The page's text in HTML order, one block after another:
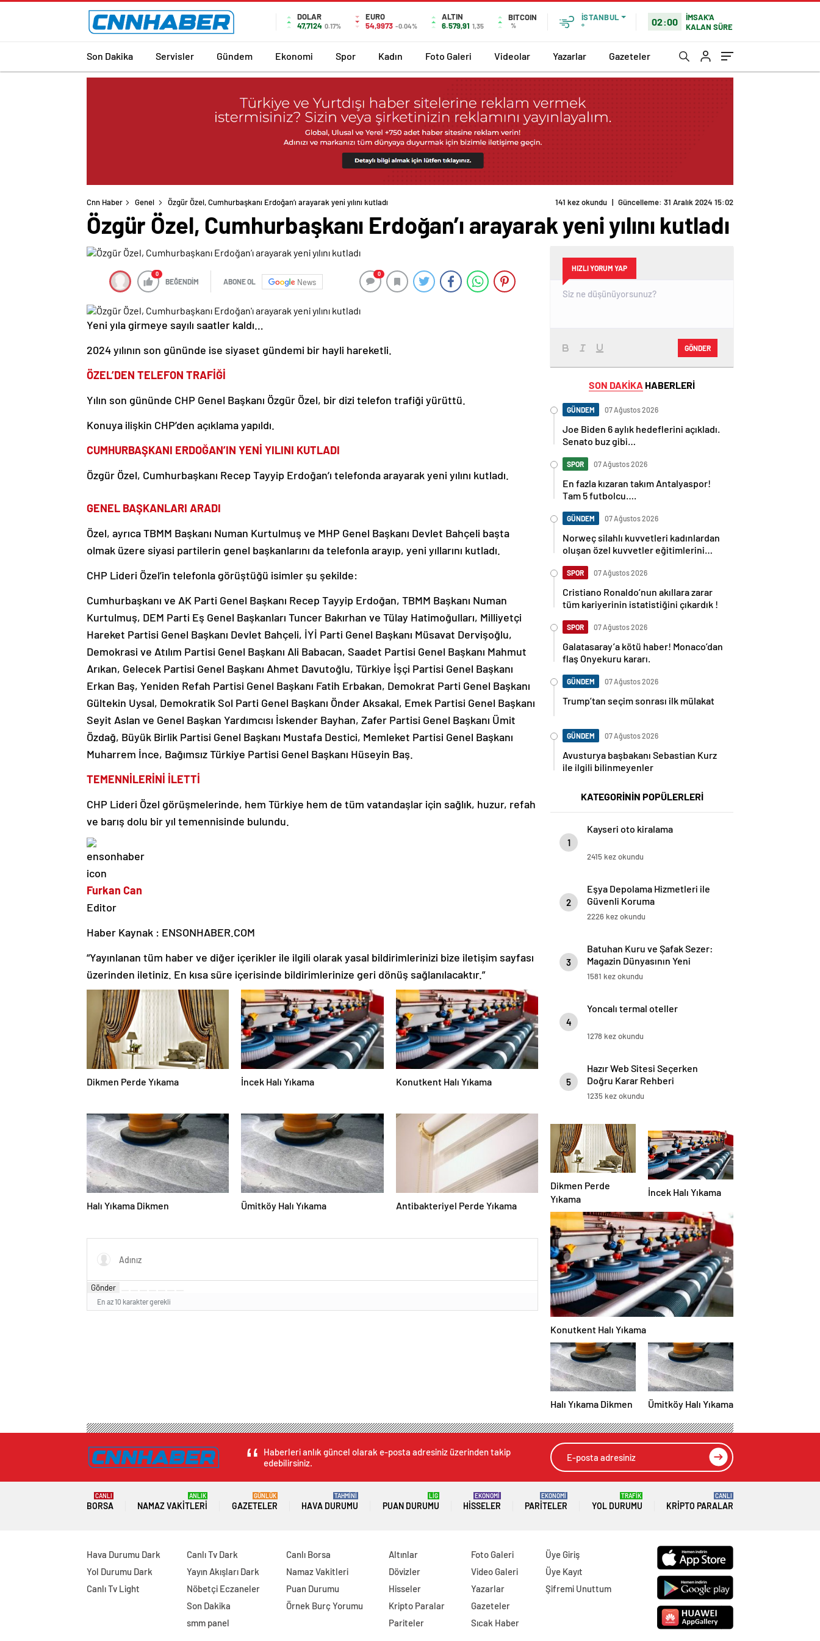
DOLAR
47,7124 0.17%
EURO
54,9973 -0.04%
ALTIN
6.579,91 1,35
BITCOIN
%
İSTANBUL
°
02:00
İMSAK'A
KALAN SÜRE
Son Dakika Servisler Gündem Ekonomi Spor Kadın Foto Galeri Videolar Yazarlar Gazeteler
Cnn Haber Genel Özgür Özel, Cumhurbaşkanı Erdoğan’ı arayarak yeni yılını kutladı 141 kez okundu | Güncelleme: 31 Aralık 2024 15:02
Özgür Özel, Cumhurbaşkanı Erdoğan’ı arayarak yeni yılını kutladı
0
BEĞENDİM ABONE OL News
0
Yeni yıla girmeye sayılı saatler kaldı…
2024 yılının son gününde ise siyaset gündemi bir hayli hareketli.
ÖZEL’DEN TELEFON TRAFİĞİ
Yılın son gününde CHP Genel Başkanı Özgür Özel, bir dizi telefon trafiği yürüttü.
Konuya ilişkin CHP’den açıklama yapıldı.
CUMHURBAŞKANI ERDOĞAN’IN YENİ YILINI KUTLADI
Özgür Özel, Cumhurbaşkanı Recep Tayyip Erdoğan’ı telefonda arayarak yeni yılını kutladı.
GENEL BAŞKANLARI ARADI
Özel, ayrıca TBMM Başkanı Numan Kurtulmuş ve MHP Genel Başkanı Devlet Bahçeli başta
olmak üzere siyasi partilerin genel başkanlarını da telefonla arayıp, yeni yıllarını kutladı.
CHP Lideri Özel’in telefonla görüştüğü isimler şu şekilde:
Cumhurbaşkanı ve AK Parti Genel Başkanı Recep Tayyip Erdoğan, TBMM Başkanı Numan
Kurtulmuş, DEM Parti Eş Genel Başkanları Tuncer Bakırhan ve Tülay Hatimoğulları, Milliyetçi
Hareket Partisi Genel Başkanı Devlet Bahçeli, İYİ Parti Genel Başkanı Müsavat Dervişoğlu,
Demokrasi ve Atılım Partisi Genel Başkanı Ali Babacan, Saadet Partisi Genel Başkanı Mahmut
Arıkan, Gelecek Partisi Genel Başkanı Ahmet Davutoğlu, Türkiye İşçi Partisi Genel Başkanı
Erkan Baş, Yeniden Refah Partisi Genel Başkanı Fatih Erbakan, Demokrat Parti Genel Başkanı
Gültekin Uysal, Demokratik Sol Parti Genel Başkanı Önder Aksakal, Emek Partisi Genel Başkanı
Seyit Aslan ve Genel Başkan Yardımcısı İskender Bayhan, Zafer Partisi Genel Başkanı Ümit
Özdağ, Büyük Birlik Partisi Genel Başkanı Mustafa Destici, Memleket Partisi Genel Başkanı
Muharrem İnce, Bağımsız Türkiye Partisi Genel Başkanı Hüseyin Baş.
TEMENNİLERİNİ İLETTİ
CHP Lideri Özel görüşmelerinde, hem Türkiye hem de tüm vatandaşlar için sağlık, huzur, refah
ve barış dolu bir yıl temennisinde bulundu.
Furkan Can
Editor
Haber Kaynak : ENSONHABER.COM
“Yayınlanan tüm haber ve diğer içerikler ile ilgili olarak yasal bildirimlerinizi bize iletişim sayfası
üzerinden iletiniz. En kısa süre içerisinde bildirimlerinize geri dönüş sağlanılacaktır.”
Dikmen Perde Yıkama İncek Halı Yıkama Konutkent Halı Yıkama
Halı Yıkama Dikmen Ümitköy Halı Yıkama Antibakteriyel Perde Yıkama
Gönder
En az 10 karakter gerekli
HIZLI YORUM YAP
GÖNDER
SON DAKİKA HABERLERİ
GÜNDEM 07 Ağustos 2026
Joe Biden 6 aylık hedeflerini açıkladı.
Senato buz gibi…
SPOR 07 Ağustos 2026
En fazla kızaran takım Antalyaspor!
Tam 5 futbolcu….
GÜNDEM 07 Ağustos 2026
Norweç silahlı kuvvetleri kadınlardan
oluşan özel kuvvetler eğitimlerini
SPOR 07 Ağustos 2026
Cristiano Ronaldo’nun akıllara zarar
tüm kariyerinin istatistiğini çıkardık !
SPOR 07 Ağustos 2026
Galatasaray’a kötü haber! Monaco’dan
flaş Onyekuru kararı.
GÜNDEM 07 Ağustos 2026
Trump’tan seçim sonrası ilk mülakat
GÜNDEM 07 Ağustos 2026
Avusturya başbakanı Sebastian Kurz
ile ilgili bilinmeyenler
KATEGORİNİN POPÜLERLERİ
1
Kayseri oto kiralama
2415 kez okundu
2
Eşya Depolama Hizmetleri ile
Güvenli Koruma
2226 kez okundu
3
Batuhan Kuru ve Şafak Sezer:
Magazin Dünyasının Yeni
“Dynamic Duo”su!
1581 kez okundu
4
Yoncalı termal oteller
1278 kez okundu
5
Hazır Web Sitesi Seçerken
Doğru Karar Rehberi
1235 kez okundu
Dikmen Perde
Yıkama
İncek Halı Yıkama
Konutkent Halı Yıkama
Halı Yıkama Dikmen Ümitköy Halı Yıkama
Haberleri anlık güncel olarak e-posta adresiniz üzerinden takip
edebilirsiniz.
BORSA
CANLI
NAMAZ VAKITLERI
ANLIK
GAZETELER
GÜNLÜK
HAVA DURUMU
TAHMİNİ
PUAN DURUMU
LİG
HISSELER
EKONOMİ
PARITELER
EKONOMİ
YOL DURUMU
TRAFİK
KRIPTO PARALAR
CANLI
Hava Durumu Dark
Yol Durumu Dark
Canlı Tv Light
Canlı Tv Dark
Yayın Akışları Dark
Nöbetçi Eczaneler
Son Dakika
smm panel
Canlı Borsa
Namaz Vakitleri
Puan Durumu
Örnek Burç Yorumu
Altınlar
Dövizler
Hisseler
Kripto Paralar
Pariteler
Foto Galeri
Video Galeri
Yazarlar
Gazeteler
Sıcak Haber
Üye Giriş
Üye Kayıt
Şifremi Unuttum